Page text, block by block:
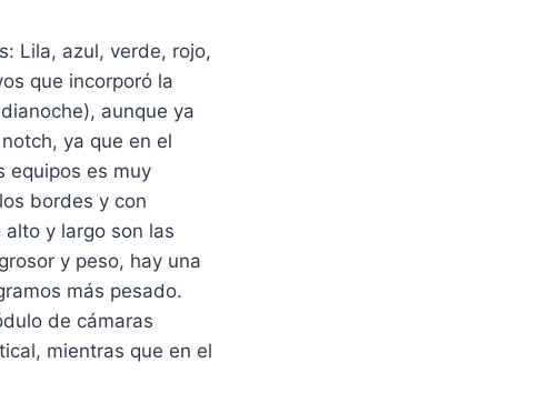
Lila, azul, verde, rojo,
que incorporó la
aunque ya
ya que en el
equipos es muy
bordes y con
y largo son las
y peso, hay una
más pesado.
de cámaras
mientras que en el